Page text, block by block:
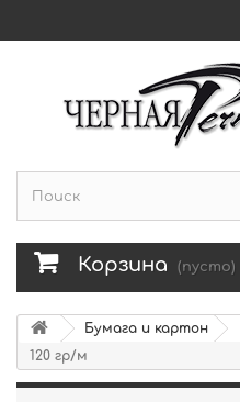
Корзина (пусто)
Бумага и картон
120 гр/м